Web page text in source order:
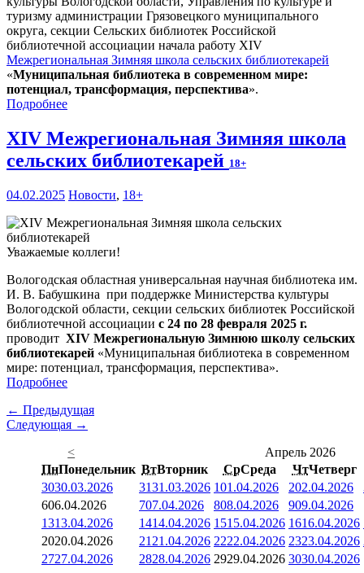
туризму администрации Грязовецкого муниципального
округа, секции Сельских библиотек Российской
библиотечной ассоциации начала работу XIV
Межрегиональная Зимняя школа сельских библиотекарей
«Муниципальная библиотека в современном мире:
потенциал, трансформация, перспектива».
Подробнее
XIV Межрегиональная Зимняя школа
сельских библиотекарей 18+
04.02.2025 Новости, 18+
Уважаемые коллеги!
Вологодская областная универсальная научная библиотека им.
И. В. Бабушкина при поддержке Министерства культуры
Вологодской области, секции сельских библиотек Российской
библиотечной ассоциации с 24 по 28 февраля 2025 г.
проводит XIV Межрегиональную Зимнюю школу сельских
библиотекарей «Муниципальная библиотека в современном
мире: потенциал, трансформация, перспектива».
Подробнее
← Предыдущая
Следующая →
<
Апрель 2026
ПнПонедельник ВтВторник СрСреда ЧтЧетверг
3030.03.2026 3131.03.2026 101.04.2026 202.04.2026
606.04.2026 707.04.2026 808.04.2026 909.04.2026
1313.04.2026 1414.04.2026 1515.04.2026 1616.04.2026
2020.04.2026 21 21.04.2026 2222.04.2026 2323.04.2026
2727.04.2026 2828.04.2026 2929.04.2026 3030.04.2026